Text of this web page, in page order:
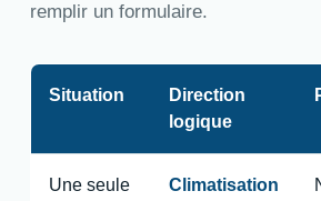
remplir un formulaire.
Situation
Direction
logique
Une seule
Climatisation